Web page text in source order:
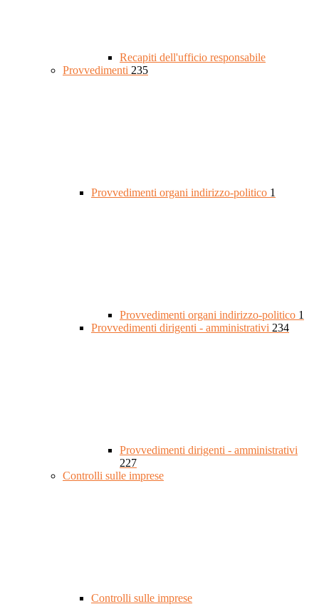
Recapiti dell'ufficio responsabile
Provvedimenti 235
Provvedimenti organi indirizzo-politico 1
Provvedimenti organi indirizzo-politico 1
Provvedimenti dirigenti - amministrativi 234
Provvedimenti dirigenti - amministrativi
227
Controlli sulle imprese
Controlli sulle imprese